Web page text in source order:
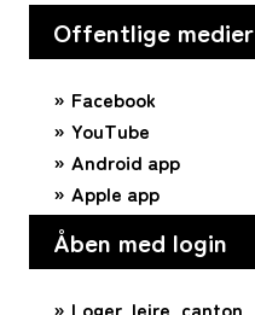
Offentlige medier
Facebook
YouTube
Android app
Apple app
Åben med login